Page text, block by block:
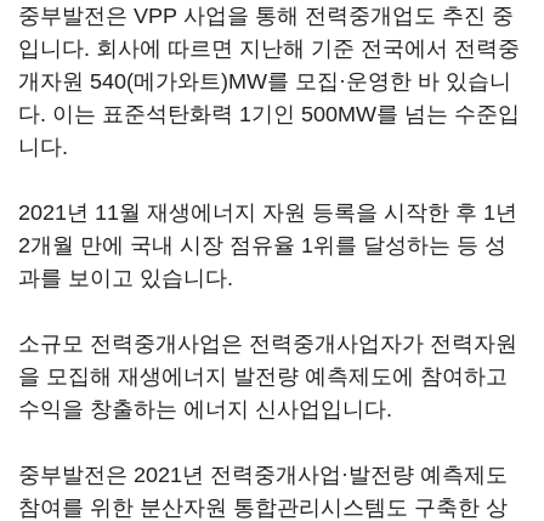
중부발전은 VPP 사업을 통해 전력중개업도 추진 중
입니다. 회사에 따르면 지난해 기준 전국에서 전력중
개자원 540(메가와트)MW를 모집·운영한 바 있습니
다. 이는 표준석탄화력 1기인 500MW를 넘는 수준입
니다.
2021년 11월 재생에너지 자원 등록을 시작한 후 1년
2개월 만에 국내 시장 점유율 1위를 달성하는 등 성
과를 보이고 있습니다.
소규모 전력중개사업은 전력중개사업자가 전력자원
을 모집해 재생에너지 발전량 예측제도에 참여하고
수익을 창출하는 에너지 신사업입니다.
중부발전은 2021년 전력중개사업·발전량 예측제도
참여를 위한 분산자원 통합관리시스템도 구축한 상